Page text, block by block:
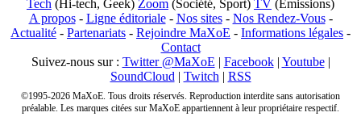
Tech (Hi-tech, Geek) Zoom (Société, Sport) TV (Emissions)
A propos- Ligne éditoriale- Nos sites- Nos Rendez-Vous-
Actualité - Partenariats - Rejoindre MaXoE - Informations légales -
Contact
Suivez-nous sur : Twitter @MaXoE | Facebook| Youtube|
SoundCloud | Twitch | RSS
©1995-2026 MaXoE. Tous droits réservés. Reproduction interdite sans autorisation
préalable. Les marques citées sur MaXoE appartiennent à leur propriétaire respectif.